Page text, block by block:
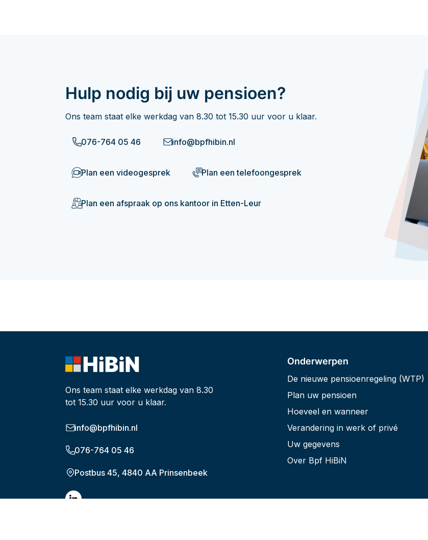
Hulp nodig bij uw pensioen?
Ons team staat elke werkdag van 8.30 tot 15.30 uur voor u klaar.
076-764 05 46 info@bpfhibin.nl
Plan een videogesprek Plan een telefoongesprek
Plan een afspraak op ons kantoor in Etten-Leur
Ons team staat elke werkdag van 8.30
tot 15.30 uur voor u klaar.
info@bpfhibin.nl
076-764 05 46
Postbus 45, 4840 AA Prinsenbeek
Onderwerpen
De nieuwe pensioenregeling (WTP)
Plan uw pensioen
Hoeveel en wanneer
Verandering in werk of privé
Uw gegevens
Over Bpf HiBiN